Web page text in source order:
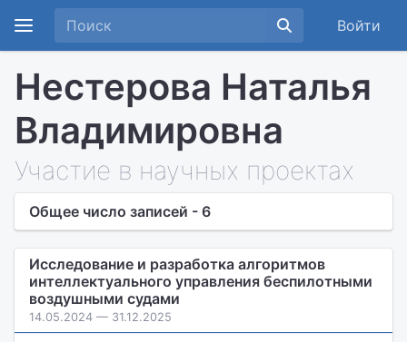
Войти
Нестерова Наталья
Владимировна
Участие в научных проектах
Общее число записей - 6
Исследование и разработка алгоритмов
интеллектуального управления беспилотными
воздушными судами
14.05.2024 — 31.12.2025